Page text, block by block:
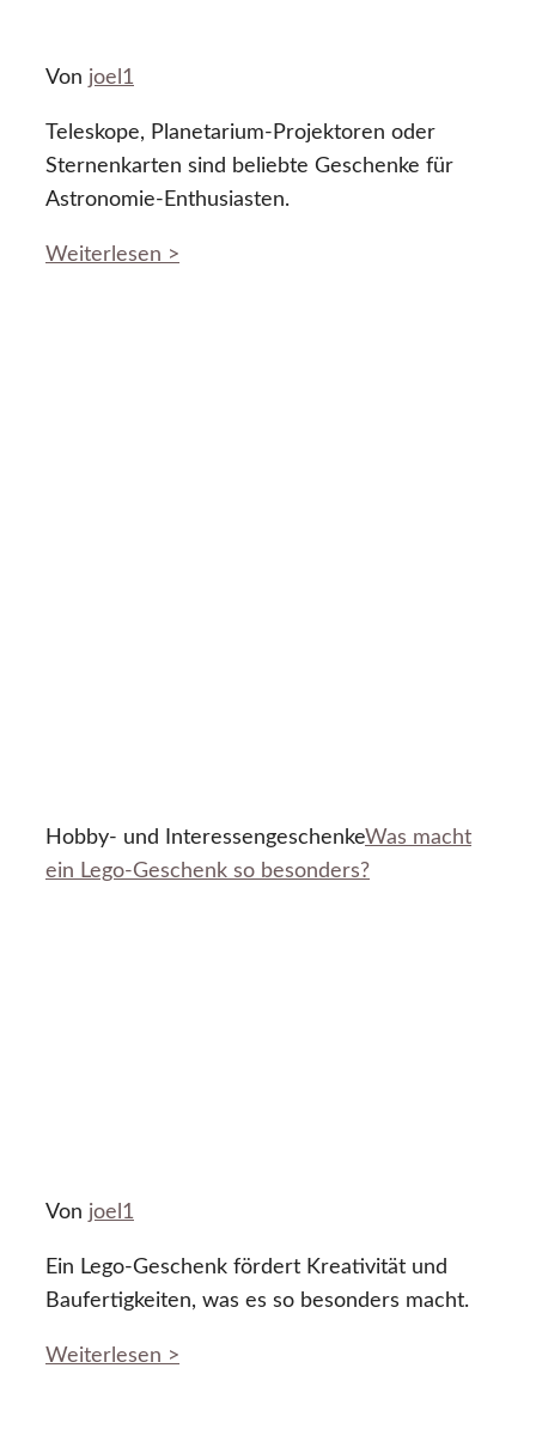
Von joel1
Teleskope, Planetarium-Projektoren oder
Sternenkarten sind beliebte Geschenke für
Astronomie-Enthusiasten.
Weiterlesen >
Hobby- und InteressengeschenkeWas macht
ein Lego-Geschenk so besonders?
Von joel1
Ein Lego-Geschenk fördert Kreativität und
Baufertigkeiten, was es so besonders macht.
Weiterlesen >